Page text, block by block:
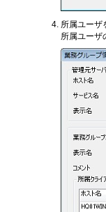
所属ユーザ
所属ユーザ